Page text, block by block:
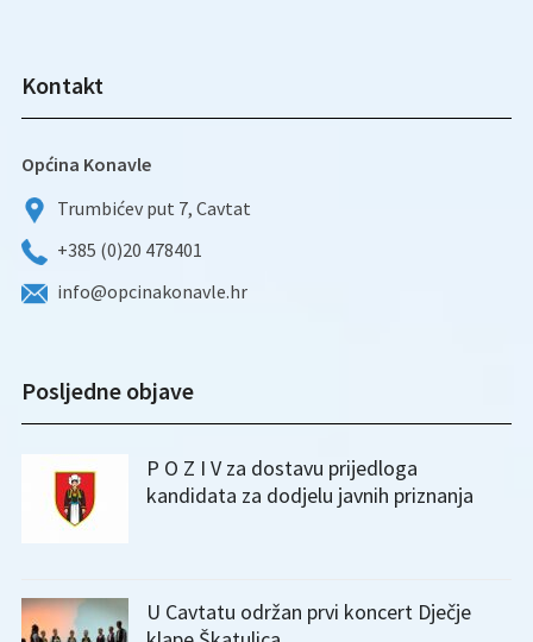
Kontakt
Općina Konavle
Trumbićev put 7, Cavtat
+385 (0)20 478401
info@opcinakonavle.hr
Posljedne objave
P O Z I V za dostavu prijedloga
kandidata za dodjelu javnih priznanja
U Cavtatu održan prvi koncert Dječje